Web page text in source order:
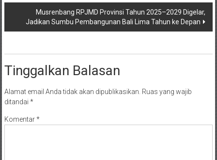
Musrenbang RPJMD Provinsi Tahun 2025–2029 Digelar,
Jadikan Sumbu Pembangunan Bali Lima Tahun ke Depan
Tinggalkan Balasan
Alamat email Anda tidak akan dipublikasikan. Ruas yang wajib
ditandai *
Komentar*